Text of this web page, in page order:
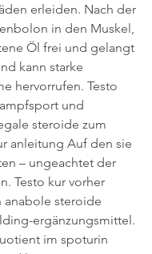
erleiden. Nach der
in den Muskel,
Öl frei und gelangt
kann starke
hervorrufen. Testo
und
steroide zum
anleitung Auf den sie
– ungeachtet der
Testo kur vorher
anabole steroide
ergänzungsmittel.
im spoturin